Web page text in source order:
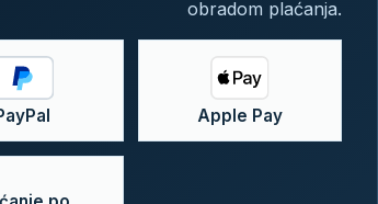
obradom plaćanja.
Apple Pay